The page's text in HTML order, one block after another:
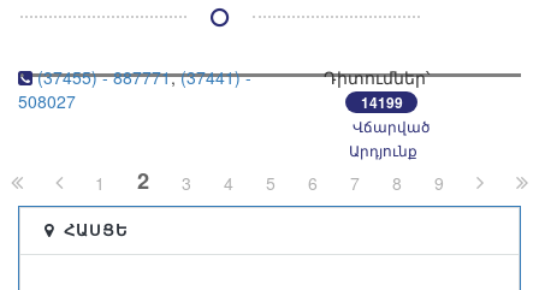
Դիտումներ՝
14199
Վճարված
Արդյունք
(37455) - 887771,(37441) -
508027
1 2 3 4 5 6 7 8 9
ՀԱՍՑԵ